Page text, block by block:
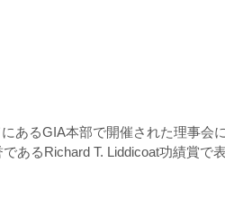
あるGIA本部で開催された理事会
あるRichard T. Liddicoat功績賞で